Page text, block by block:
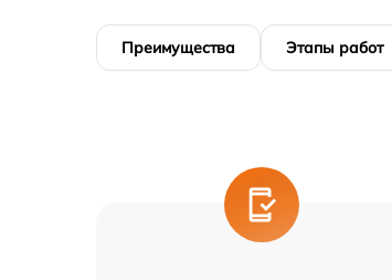
Преимущества Этапы работ